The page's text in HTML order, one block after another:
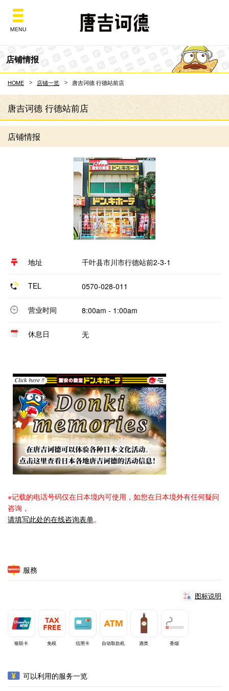
店铺情报
HOME 店铺一览 唐吉诃德 行德站前店
唐吉诃德 行德站前店
店铺情报
地址 千叶县市川市行德站前2-3-1
TEL 0570-028-011
营业时间 8:00am - 1:00am
休息日 无
※记载的电话号码仅在日本境内可使用，如您在日本境外有任何疑问
咨询，
请填写此处的在线咨询表单。
服務
图标说明
银联卡 免税 信用卡 自动取款机 酒类 香烟
可以利用的服务一览